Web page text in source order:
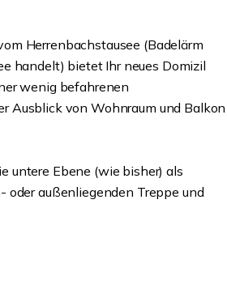
Herrenbachstausee (Badelärm
handelt) bietet Ihr neues Domizil
wenig befahrenen
Ausblick von Wohnraum und Balkon
untere Ebene (wie bisher) als
oder außenliegenden Treppe und